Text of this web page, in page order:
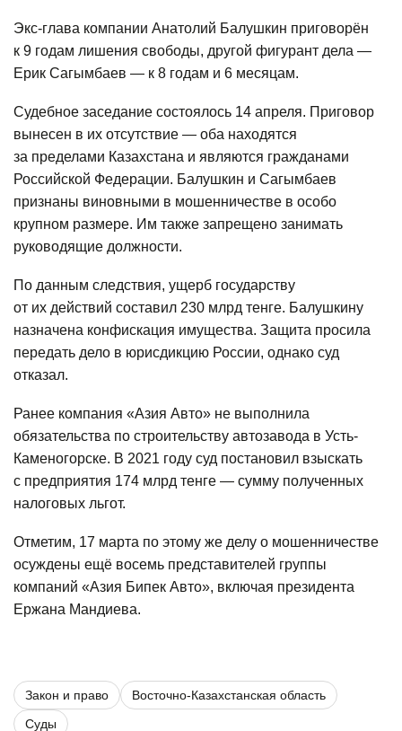
Экс-глава компании Анатолий Балушкин приговорён
к 9 годам лишения свободы, другой фигурант дела —
Ерик Сагымбаев — к 8 годам и 6 месяцам.
Судебное заседание состоялось 14 апреля. Приговор
вынесен в их отсутствие — оба находятся
за пределами Казахстана и являются гражданами
Российской Федерации. Балушкин и Сагымбаев
признаны виновными в мошенничестве в особо
крупном размере. Им также запрещено занимать
руководящие должности.
По данным следствия, ущерб государству
от их действий составил 230 млрд тенге. Балушкину
назначена конфискация имущества. Защита просила
передать дело в юрисдикцию России, однако суд
отказал.
Ранее компания «Азия Авто» не выполнила
обязательства по строительству автозавода в Усть-
Каменогорске. В 2021 году суд постановил взыскать
с предприятия 174 млрд тенге — сумму полученных
налоговых льгот.
Отметим, 17 марта по этому же делу о мошенничестве
осуждены ещё восемь представителей группы
компаний «Азия Бипек Авто», включая президента
Ержана Мандиева.
Закон и право
Восточно-Казахстанская область
Суды